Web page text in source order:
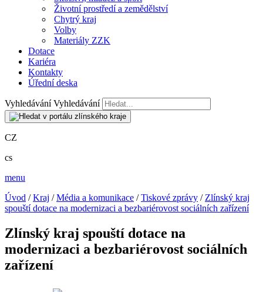
Životní prostředí a zemědělství
Chytrý kraj
Volby
Materiály ZZK
Dotace
Kariéra
Kontakty
Úřední deska
Vyhledávání Vyhledávání
CZ
cs
menu
Úvod /Kraj /Média a komunikace /Tiskové zprávy / Zlínský kraj
spouští dotace na modernizaci a bezbariérovost sociálních zařízení
Zlínský kraj spouští dotace na
modernizaci a bezbariérovost sociálních
zařízení